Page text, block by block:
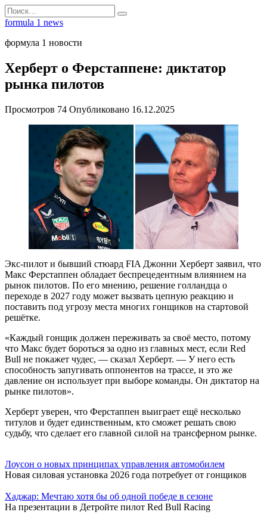
Перейти
к
Search
for:
formula 1 news
формула 1 новости
Херберт о Ферстаппене: диктатор
рынка пилотов
Просмотров 74 Опубликовано 16.12.2025
Экс-пилот и бывший стюард FIA Джонни Херберт заявил, что
Макс Ферстаппен обладает беспрецедентным влиянием на
рынок пилотов. По его мнению, решение голландца о
переходе в 2027 году может вызвать цепную реакцию и
поставить под угрозу места многих гонщиков на стартовой
решётке.
«Каждый гонщик должен переживать за своё место, потому
что Макс будет бороться за одно из главных мест, если Red
Bull не покажет чудес, — сказал Херберт. — У него есть
способность запугивать оппонентов на трассе, и это же
давление он использует при выборе команды. Он диктатор на
рынке пилотов».
Херберт уверен, что Ферстаппен выиграет ещё несколько
титулов и будет единственным, кто сможет решать свою
судьбу, что сделает его главной силой на трансферном рынке.
Лоусон о новых принципах управления автомобилем
Новая силовая установка 2026 года потребует от гонщиков
Хаджар: Мечтаю хотя бы об одной победе в сезоне
На презентации в Детройте пилот Red Bull Racing